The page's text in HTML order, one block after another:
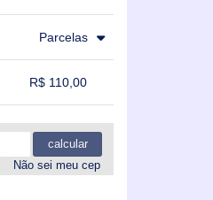
Parcelas
R$ 110,00
calcular
Não sei meu cep